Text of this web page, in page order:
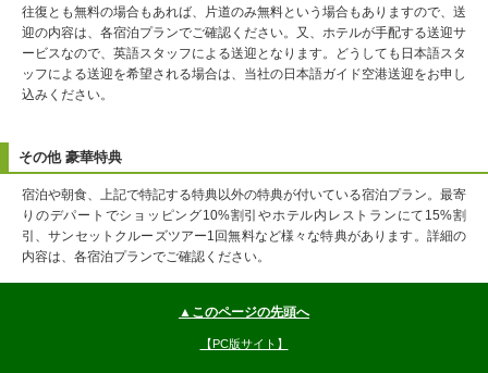
往復とも無料の場合もあれば、片道のみ無料という場合もありますので、送
迎の内容は、各宿泊プランでご確認ください。又、ホテルが手配する送迎サ
ービスなので、英語スタッフによる送迎となります。どうしても日本語スタ
ッフによる送迎を希望される場合は、当社の日本語ガイド空港送迎をお申し
込みください。
その他 豪華特典
宿泊や朝食、上記で特記する特典以外の特典が付いている宿泊プラン。最寄
りのデパートでショッピング10%割引やホテル内レストランにて15%割
引、サンセットクルーズツアー1回無料など様々な特典があります。詳細の
内容は、各宿泊プランでご確認ください。
▲このページの先頭へ
【PC版サイト】